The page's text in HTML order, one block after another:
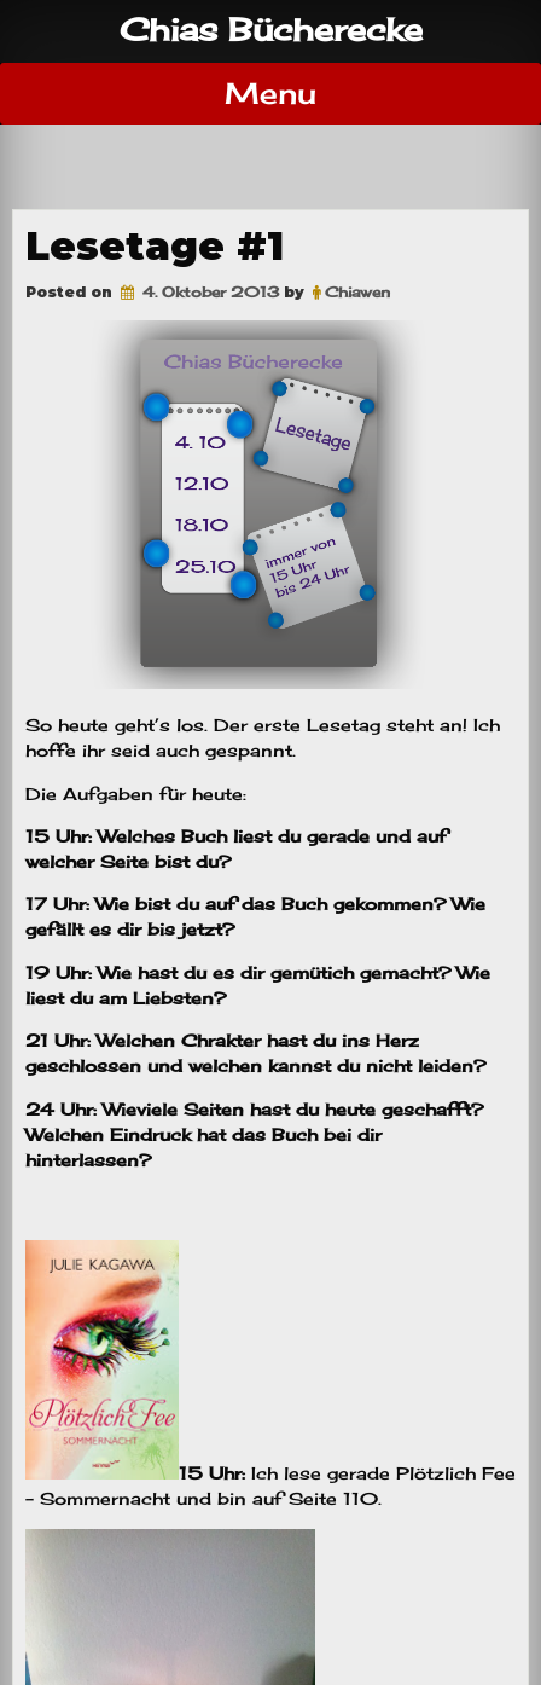
content
Chias Bücherecke
Menu
Lesetage #1
Posted on 4. Oktober 2013by Chiawen
So heute geht’s los. Der erste Lesetag steht an! Ich
hoffe ihr seid auch gespannt.
Die Aufgaben für heute:
15 Uhr: Welches Buch liest du gerade und auf
welcher Seite bist du?
17 Uhr: Wie bist du auf das Buch gekommen? Wie
gefällt es dir bis jetzt?
19 Uhr: Wie hast du es dir gemütich gemacht? Wie
liest du am Liebsten?
21 Uhr: Welchen Chrakter hast du ins Herz
geschlossen und welchen kannst du nicht leiden?
24 Uhr: Wieviele Seiten hast du heute geschafft?
Welchen Eindruck hat das Buch bei dir
hinterlassen?
15 Uhr: Ich lese gerade Plötzlich Fee
– Sommernacht und bin auf Seite 110.